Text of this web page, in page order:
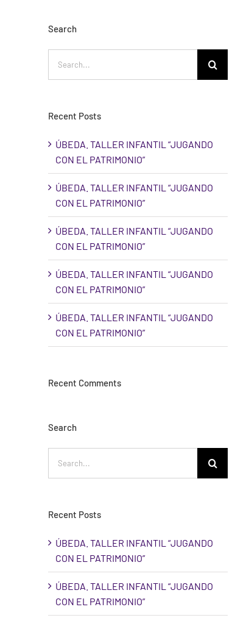
Search
for:
Recent Posts
ÚBEDA. TALLER INFANTIL “JUGANDO
CON EL PATRIMONIO”
ÚBEDA. TALLER INFANTIL “JUGANDO
CON EL PATRIMONIO”
ÚBEDA. TALLER INFANTIL “JUGANDO
CON EL PATRIMONIO”
ÚBEDA. TALLER INFANTIL “JUGANDO
CON EL PATRIMONIO”
ÚBEDA. TALLER INFANTIL “JUGANDO
CON EL PATRIMONIO”
Recent Comments
Search
for:
Recent Posts
ÚBEDA. TALLER INFANTIL “JUGANDO
CON EL PATRIMONIO”
ÚBEDA. TALLER INFANTIL “JUGANDO
CON EL PATRIMONIO”